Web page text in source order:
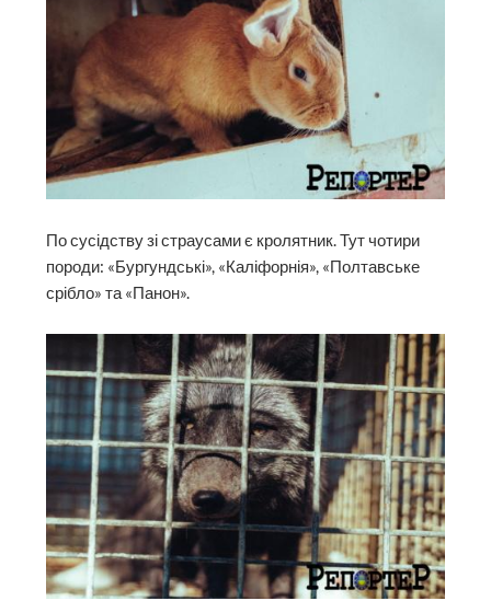
По сусідству зі страусами є кролятник. Тут чотири
породи: «Бургундські», «Каліфорнія», «Полтавське
срібло» та «Панон».